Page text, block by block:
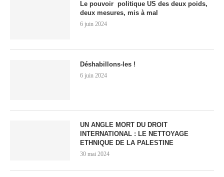
Le pouvoir politique US des deux poids,
deux mesures, mis à mal
6 juin 2024
Déshabillons-les !
6 juin 2024
UN ANGLE MORT DU DROIT
INTERNATIONAL : LE NETTOYAGE
ETHNIQUE DE LA PALESTINE
30 mai 2024